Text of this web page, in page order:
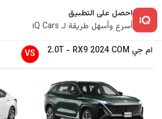
احصل على التطبيق
أسرع وأسهل طريقة لـ iQ Cars
ام جي RX9 2024 COM
-
2.0T
VS